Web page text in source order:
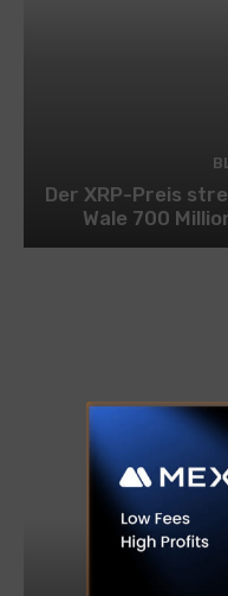
Der XRP-Preis
Wale 700